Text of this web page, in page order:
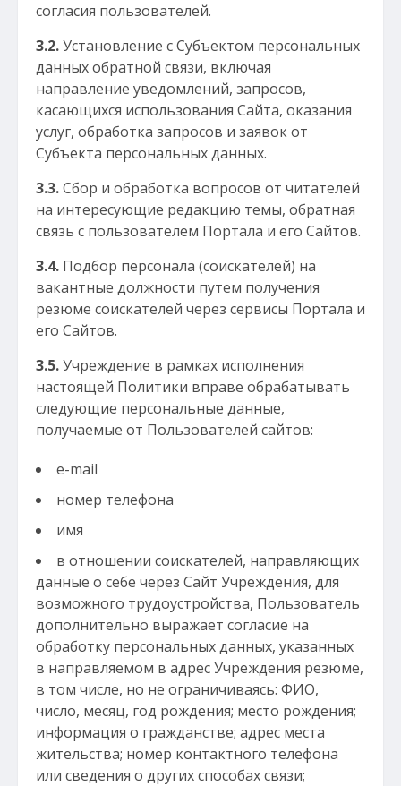
согласия пользователей.
3.2.Установление с Субъектом персональных
данных обратной связи, включая
направление уведомлений, запросов,
касающихся использования Сайта, оказания
услуг, обработка запросов и заявок от
Субъекта персональных данных.
3.3.Сбор и обработка вопросов от читателей
на интересующие редакцию темы, обратная
связь с пользователем Портала и его Сайтов.
3.4. Подбор персонала (соискателей) на
вакантные должности путем получения
резюме соискателей через сервисы Портала и
его Сайтов.
3.5.Учреждение в рамках исполнения
настоящей Политики вправе обрабатывать
следующие персональные данные,
получаемые от Пользователей сайтов:
e-mail
номер телефона
имя
в отношении соискателей, направляющих
данные о себе через Сайт Учреждения, для
возможного трудоустройства, Пользователь
дополнительно выражает согласие на
обработку персональных данных, указанных
в направляемом в адрес Учреждения резюме,
в том числе, но не ограничиваясь: ФИО,
число, месяц, год рождения; место рождения;
информация о гражданстве; адрес места
жительства; номер контактного телефона
или сведения о других способах связи;